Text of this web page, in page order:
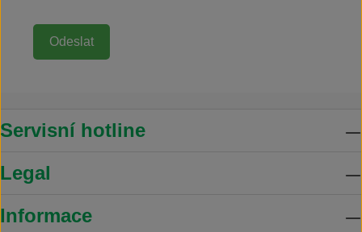
Servisní hotline
Legal
Informace